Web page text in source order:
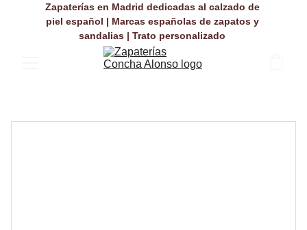
Zapaterías en Madrid dedicadas al calzado de
piel español | Marcas españolas de zapatos y
sandalias | Trato personalizado